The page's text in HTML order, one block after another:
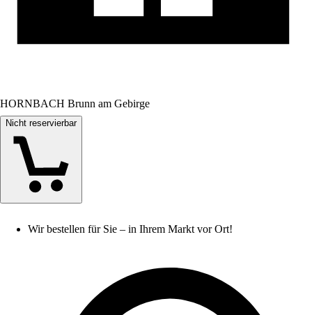
HORNBACH Brunn am Gebirge
Nicht reservierbar
Wir bestellen für Sie – in Ihrem Markt vor Ort!